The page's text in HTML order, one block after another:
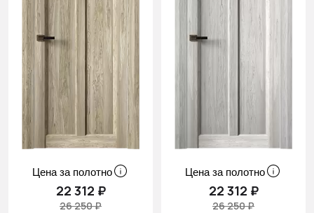
Цена за полотно
22 312 ₽
26 250 ₽
Цена за полотно
22 312 ₽
26 250 ₽